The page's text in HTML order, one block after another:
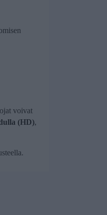
voivat
(HD),